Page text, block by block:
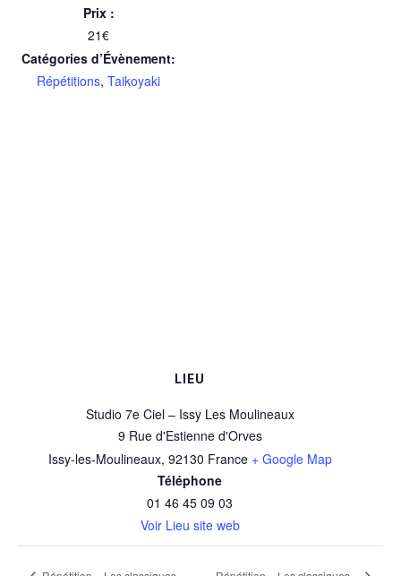
Prix :
21€
Catégories d’Évènement:
Répétitions, Taikoyaki
LIEU
Studio 7e Ciel – Issy Les Moulineaux
9 Rue d'Estienne d'Orves
Issy-les-Moulineaux, 92130 France + Google Map
Téléphone
01 46 45 09 03
Voir Lieu site web